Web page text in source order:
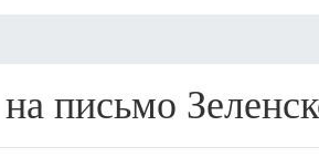
письмо